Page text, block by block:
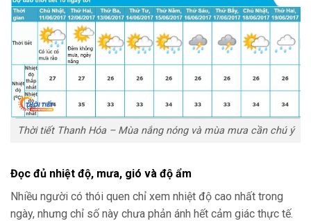
Thời tiết Thanh Hóa – Mùa nắng nóng và mùa mưa cần chú ý
Đọc đủ nhiệt độ, mưa, gió và độ ẩm
Nhiều người có thói quen chỉ xem nhiệt độ cao nhất trong
ngày, nhưng chỉ số này chưa phản ánh hết cảm giác thực tế.